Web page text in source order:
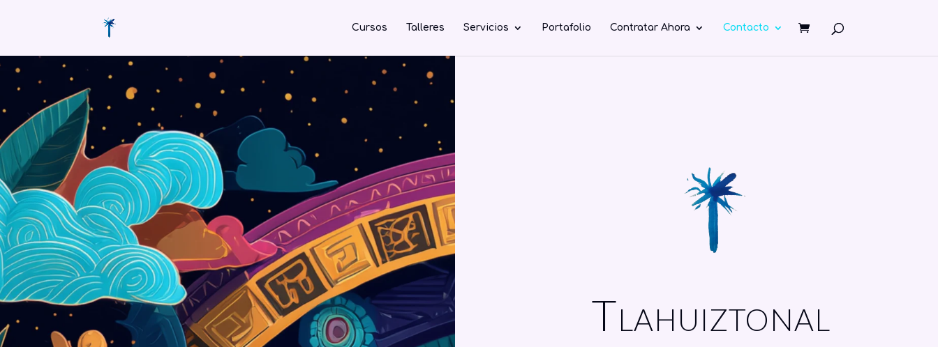
Cursos Talleres Servicios Portafolio Contratar Ahora Contacto
Tlahuiztonal